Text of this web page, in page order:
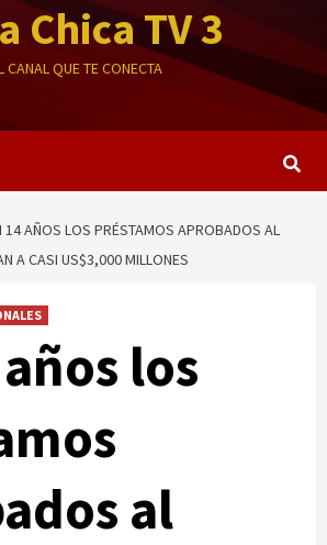
Chica TV 3
CANAL QUE TE CONECTA
14 AÑOS LOS PRÉSTAMOS APROBADOS AL
A CASI US$3,000 MILLONES
los
al